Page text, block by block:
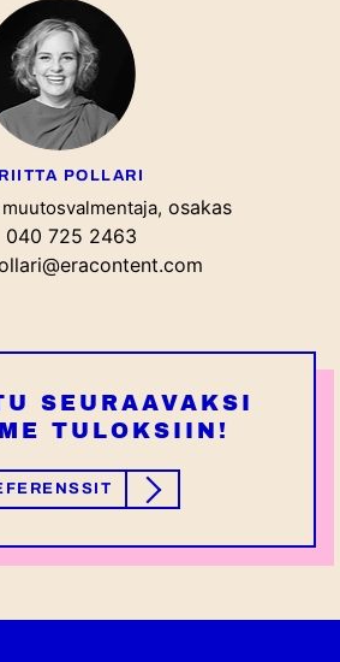
RIITTA POLLARI
osakas
040 725 2463
SEURAAVAKSI
TULOKSIIN!